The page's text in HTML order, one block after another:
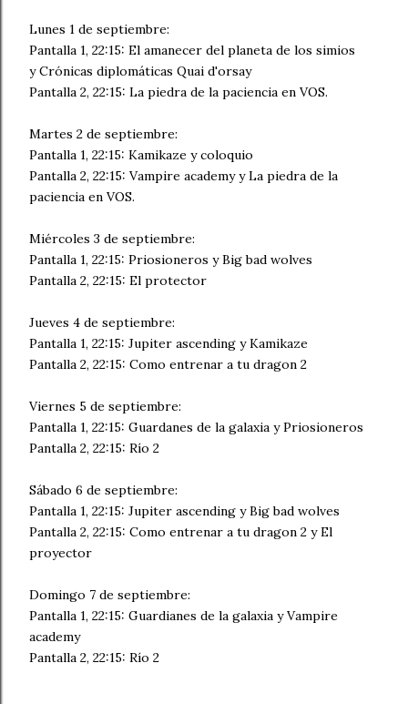
Lunes 1 de septiembre:
Pantalla 1, 22:15: El amanecer del planeta de los simios
y Crónicas diplomáticas Quai d'orsay
Pantalla 2, 22:15: La piedra de la paciencia en VOS.
Martes 2 de septiembre:
Pantalla 1, 22:15: Kamikaze y coloquio
Pantalla 2, 22:15: Vampire academy y La piedra de la
paciencia en VOS.
Miércoles 3 de septiembre:
Pantalla 1, 22:15: Priosioneros y Big bad wolves
Pantalla 2, 22:15: El protector
Jueves 4 de septiembre:
Pantalla 1, 22:15: Jupiter ascending y Kamikaze
Pantalla 2, 22:15: Como entrenar a tu dragon 2
Viernes 5 de septiembre:
Pantalla 1, 22:15: Guardanes de la galaxia y Priosioneros
Pantalla 2, 22:15: Río 2
Sábado 6 de septiembre:
Pantalla 1, 22:15: Jupiter ascending y Big bad wolves
Pantalla 2, 22:15: Como entrenar a tu dragon 2 y El
proyector
Domingo 7 de septiembre:
Pantalla 1, 22:15: Guardianes de la galaxia y Vampire
academy
Pantalla 2, 22:15: Río 2